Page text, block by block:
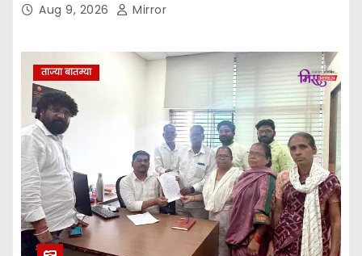
Aug 9, 2026 Mirror
ताज्या बातम्या